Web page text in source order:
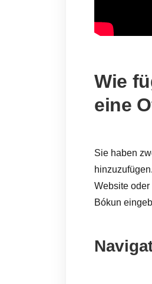
Wie
eine
Sie haben
Website
Bókun